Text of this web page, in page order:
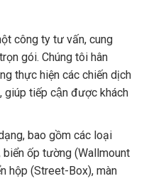
công ty tư vấn, cung
gói. Chúng tôi hân
thực hiện các chiến dịch
giúp tiếp cận được khách
bao gồm các loại
biển ốp tường (Wallmount
hộp (Street-Box), màn